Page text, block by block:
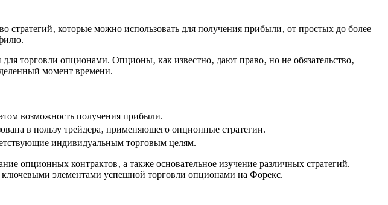
которые можно использовать для получения прибыли‚ от простых до более
торговли опционами. Опционы‚ как известно‚ дают право‚ но не обязательство‚
момент времени.
возможность получения прибыли.
в пользу трейдера‚ применяющего опционные стратегии.
индивидуальным торговым целям.
опционных контрактов‚ а также основательное изучение различных стратегий.
ключевыми элементами успешной торговли опционами на Форекс.